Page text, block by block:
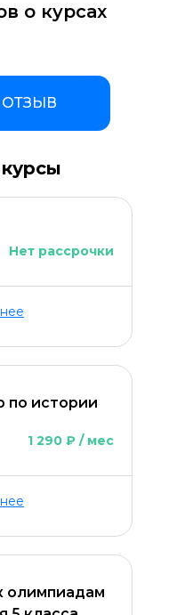
о курсах
ОТЗЫВ
Нет рассрочки
по истории
1 290 ₽ / мес
олимпиадам